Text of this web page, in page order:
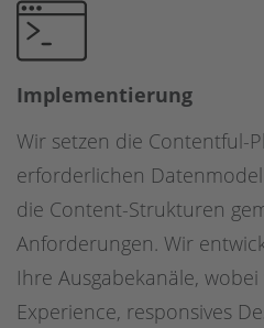
Implementierung
Wir setzen die Contentful-
erforderlichen
die Content-Strukturen
Anforderungen. Wir
Ihre Ausgabekanäle, wobei
Experience, responsives